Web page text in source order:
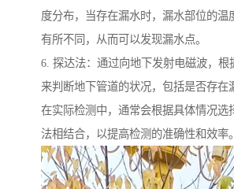
度分布，当存在漏水时，漏水部位的温
有所不同，从而可以发现漏水点。
6. 探达法：通过向地下发射电磁波，根
来判断地下管道的状况，包括是否存在
在实际检测中，通常会根据具体情况选
法相结合，以提高检测的准确性和效率。